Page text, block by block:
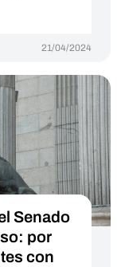
21/04/2024
Senado
por
con